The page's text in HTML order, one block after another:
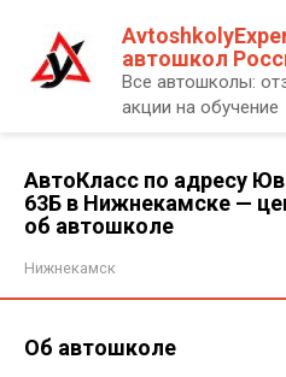
контенту
автошкол
Все автошколы:
акции на обучение
АвтоКласс по адресу
63Б в Нижнекамске —
об автошколе
Нижнекамск
Об автошколе